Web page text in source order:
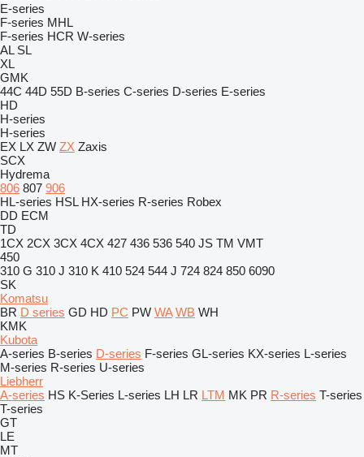
E-series
F-series MHL
F-series HCR W-series
AL SL
XL
GMK
44C 44D 55D B-series C-series D-series E-series
HD
H-series
H-series
EX LX ZW ZX Zaxis
SCX
Hydrema
806 807 906
HL-series HSL HX-series R-series Robex
DD ECM
TD
1CX 2CX 3CX 4CX 427 436 536 540 JS TM VMT
450
310 G 310 J 310 K 410 524 544 J 724 824 850 6090
SK
Komatsu
BR D series GD HD PC PW WA WB WH
KMK
Kubota
A-series B-series D-series F-series GL-series KX-series L-series
M-series R-series U-series
Liebherr
A-series HS K-Series L-series LH LR LTM MK PR R-series T-series
T-series
GT
LE
MT